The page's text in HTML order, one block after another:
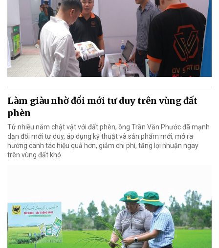
Làm giàu nhờ đổi mới tư duy trên vùng đất
phèn
Từ nhiều năm chật vật với đất phèn, ông Trần Văn Phước đã mạnh
dạn đổi mới tư duy, áp dụng kỹ thuật và sản phẩm mới, mở ra
hướng canh tác hiệu quả hơn, giảm chi phí, tăng lợi nhuận ngay
trên vùng đất khó.